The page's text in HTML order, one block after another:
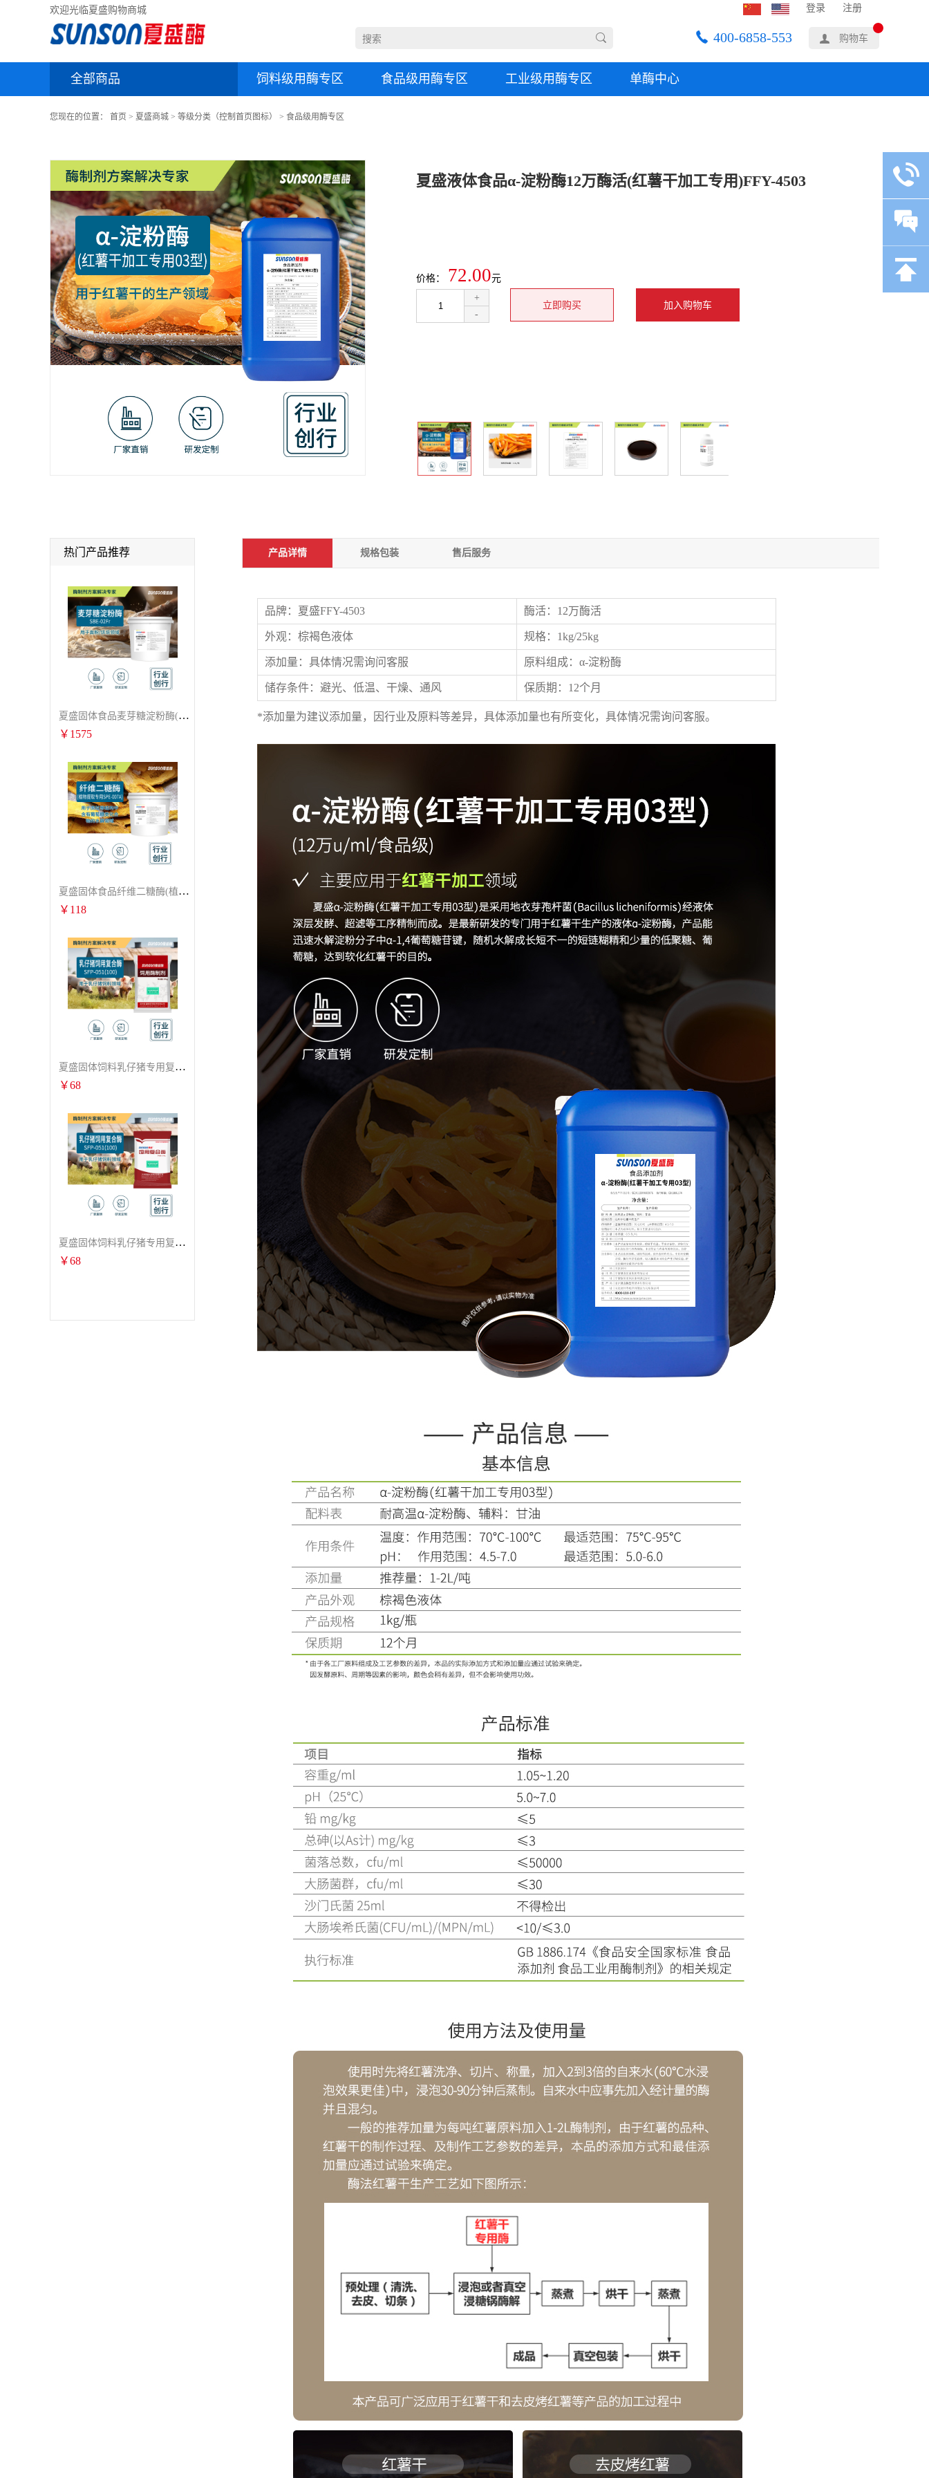
欢迎光临夏盛购物商城
购物车
400-6858-553
登录 注册
全部商品 饲料级用酶专区 食品级用酶专区 工业级用酶专区 单酶中心
您现在的位置： 首页 > 夏盛商城 > 等级分类（控制首页图标） > 食品级用酶专区
夏盛液体食品α-淀粉酶12万酶活(红薯干加工专用)FFY-4503
价格： 72.00元
+
-
热门产品推荐
夏盛固体食品麦芽糖淀粉酶(烘焙及面粉改良用酶/发酵类食品可用)FDG-0012
￥ 1575
夏盛固体食品纤维二糖酶(植物提取专用酶/用于虎杖白藜芦醇提取)FFG-0656
￥ 118
夏盛固体饲料乳仔猪专用复合酶SFG-0932
￥68
夏盛固体饲料乳仔猪专用复合酶SFG-0932
￥68
产品详情 规格包装 售后服务
品牌：夏盛FFY-4503 酶活：12万酶活
外观：棕褐色液体 规格：1kg/25kg
添加量： 具体情况需询问客服 原料组成：α-淀粉酶
储存条件：避光、低温、干燥、通风 保质期：12个月
*添加量为建议添加量，因行业及原料等差异，具体添加量也有所变化，具体情况需询问客服。